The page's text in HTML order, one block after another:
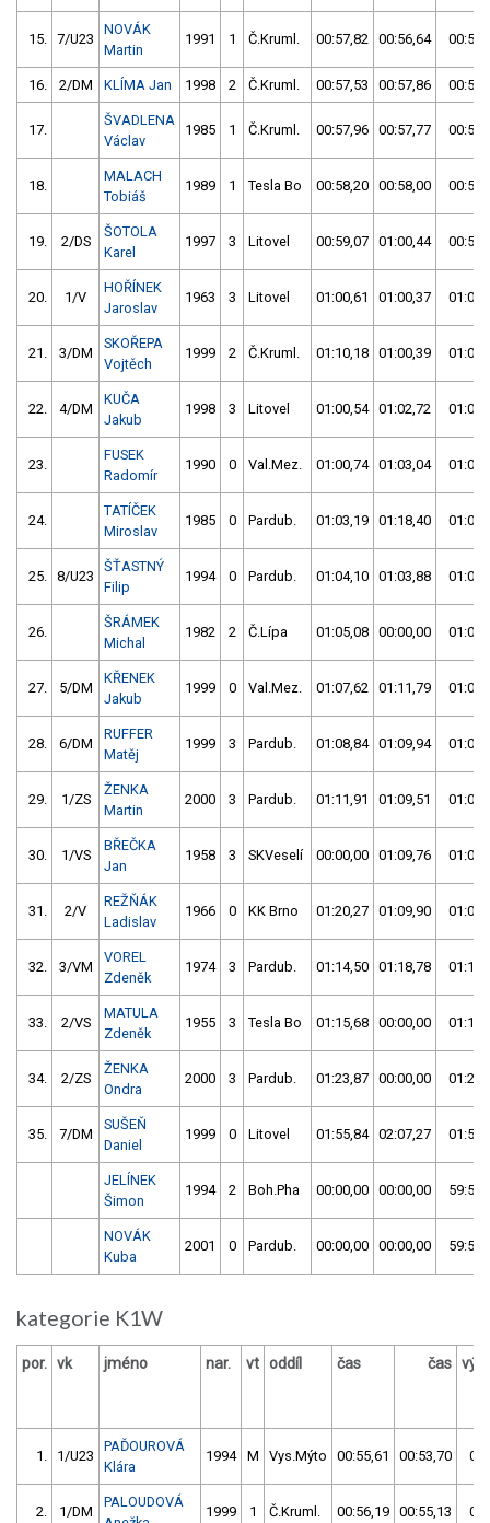
15. 7/U23
NOVÁK
Martin
1991 1 Č.Kruml. 00:57,82 00:56,64
16. 2/DM KLÍMA Jan 1998 2 Č.Kruml. 00:57,53 00:57,86
17.
ŠVADLENA
Václav
1985 1 Č.Kruml. 00:57,96 00:57,77
18.
MALACH
Tobiáš
1989 1 Tesla Bo 00:58,20 00:58,00
19. 2/DS
ŠOTOLA
Karel
1997 3 Litovel 00:59,07 01:00,44
20. 1/V
HOŘÍNEK
Jaroslav
1963 3 Litovel 01:00,61 01:00,37
21. 3/DM
SKOŘEPA
Vojtěch
1999 2 Č.Kruml. 01:10,18 01:00,39
22. 4/DM
KUČA
Jakub
1998 3 Litovel 01:00,54 01:02,72
23.
FUSEK
Radomír
1990 0 Val.Mez. 01:00,74 01:03,04
24.
TATÍČEK
Miroslav
1985 0 Pardub. 01:03,19 01:18,40
25. 8/U23
ŠŤASTNÝ
Filip
1994 0 Pardub. 01:04,10 01:03,88
26.
ŠRÁMEK
Michal
1982 2 Č.Lípa 01:05,08 00:00,00
27. 5/DM
KŘENEK
Jakub
1999 0 Val.Mez. 01:07,62 01:11,79
28. 6/DM
RUFFER
Matěj
1999 3 Pardub. 01:08,84 01:09,94
29. 1/ZS
ŽENKA
Martin
2000 3 Pardub. 01:11,91 01:09,51
30. 1/VS
BŘEČKA
Jan
1958 3 SKVeselí 00:00,00 01:09,76
31. 2/V
REŽŇÁK
Ladislav
1966 0 KK Brno 01:20,27 01:09,90
32. 3/VM
VOREL
Zdeněk
1974 3 Pardub. 01:14,50 01:18,78
33. 2/VS
MATULA
Zdeněk
1955 3 Tesla Bo 01:15,68 00:00,00
34. 2/ZS
ŽENKA
Ondra
2000 3 Pardub. 01:23,87 00:00,00
35. 7/DM
SUŠEŇ
Daniel
1999 0 Litovel 01:55,84 02:07,27
JELÍNEK
Šimon
1994 2 Boh.Pha 00:00,00 00:00,00
NOVÁK
Kuba
2001 0 Pardub. 00:00,00 00:00,00
kategorie K1W
por. vk jméno nar. vt oddíl čas čas
1. 1/U23
PAĎOUROVÁ
Klára
1994 M Vys.Mýto 00:55,61 00:53,70
2. 1/DM
PALOUDOVÁ
1999 1 Č.Kruml. 00:56,19 00:55,13